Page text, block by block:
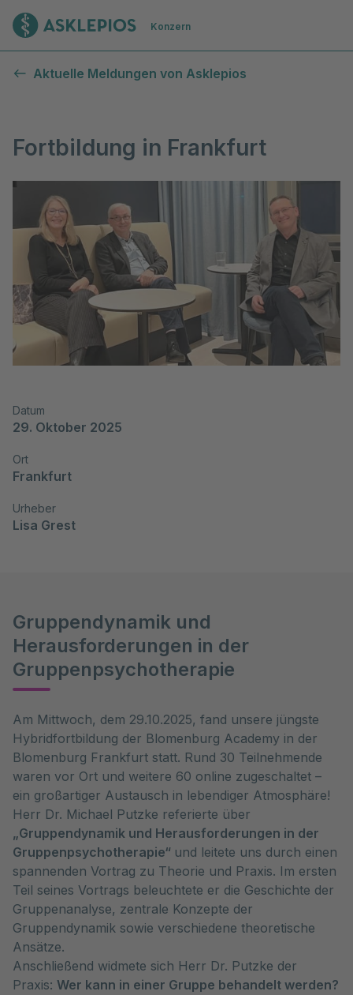
Zur Startseite
Konzern
Aktuelle Meldungen von Asklepios
Fortbildung in Frankfurt
Datum
29. Oktober 2025
Ort
Frankfurt
Urheber
Lisa Grest
Gruppendynamik und
Herausforderungen in der
Gruppenpsychotherapie
Am Mittwoch, dem 29.10.2025, fand unsere jüngste
Hybridfortbildung der Blomenburg Academy in der
Blomenburg Frankfurt statt. Rund 30 Teilnehmende
waren vor Ort und weitere 60 online zugeschaltet –
ein großartiger Austausch in lebendiger Atmosphäre!
Herr Dr. Michael Putzke referierte über
„Gruppendynamik und Herausforderungen in der
Gruppenpsychotherapie“ und leitete uns durch einen
spannenden Vortrag zu Theorie und Praxis. Im ersten
Teil seines Vortrags beleuchtete er die Geschichte der
Gruppenanalyse, zentrale Konzepte der
Gruppendynamik sowie verschiedene theoretische
Ansätze.
Anschließend widmete sich Herr Dr. Putzke der
Praxis: Wer kann in einer Gruppe behandelt werden?